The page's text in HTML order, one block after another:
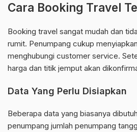
Cara Booking Travel
Booking travel sangat mudah dan
rumit. Penumpang cukup
menghubungi customer service.
harga dan titik jemput akan
Data Yang Perlu Disiapkan
Beberapa data yang biasanya
penumpang jumlah penumpang